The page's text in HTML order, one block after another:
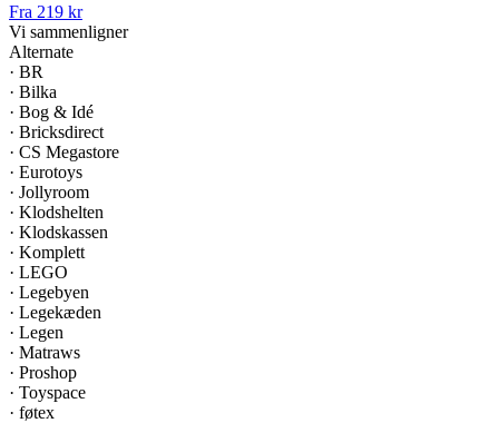
Fra 219 kr
Vi sammenligner
Alternate
· BR
· Bilka
· Bog & Idé
· Bricksdirect
· CS Megastore
· Eurotoys
· Jollyroom
· Klodshelten
· Klodskassen
· Komplett
· LEGO
· Legebyen
· Legekæden
· Legen
· Matraws
· Proshop
· Toyspace
· føtex